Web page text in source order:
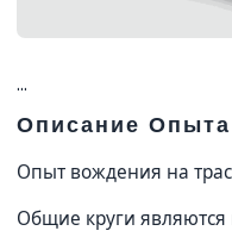
...
Описание Опыта
Опыт вождения на
Общие круги